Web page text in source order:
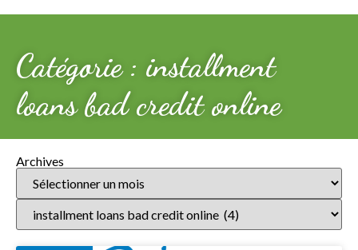
Catégorie : installment
loans bad credit online
Archives